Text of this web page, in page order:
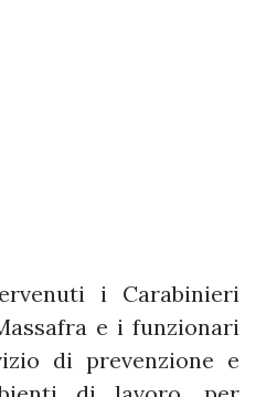
i Carabinieri
e i funzionari
di prevenzione e